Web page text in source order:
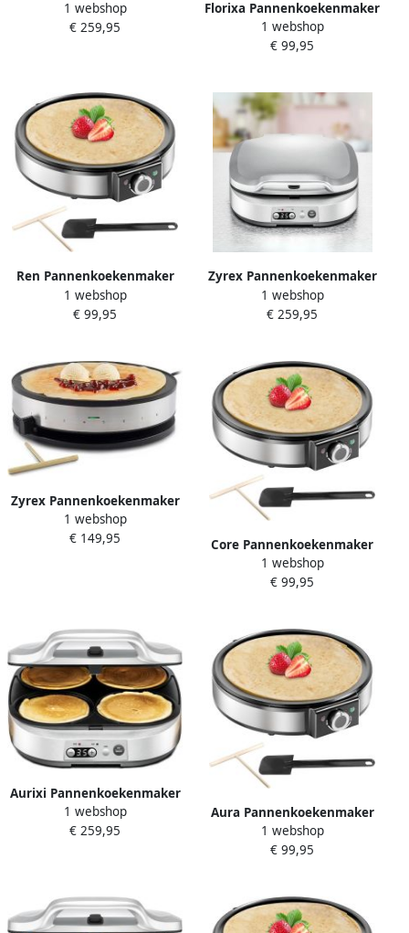
Pancake maker Pannenkoek
Zilver 32cm x 37cm x 13cm
1 webshop
€ 259,95
Florixa Pannenkoekenmaker
Pancake maker Pannenkoek
Zilver ‎33cm x 37cm x 11cm
1 webshop
€ 99,95
Ren Pannenkoekenmaker
Pancake maker Pannenkoek
Zilver ‎33cm x 37cm x 11cm
1 webshop
€ 99,95
Zyrex Pannenkoekenmaker
Pancake maker Pannenkoek
Zilver 32cm x 37cm x 13cm
1 webshop
€ 259,95
Zyrex Pannenkoekenmaker
Pancake maker Pannenkoek
Zilver- 36cm x 33cm x 10cm
1 webshop
€ 149,95
Core Pannenkoekenmaker
Pancake maker Pannenkoek
Zilver ‎33cm x 37cm x 11cm
1 webshop
€ 99,95
Aurixi Pannenkoekenmaker
Pancake maker Pannenkoek
Zilver 32cm x 37cm x 13cm
1 webshop
€ 259,95
Aura Pannenkoekenmaker
Pancake maker Pannenkoek
Zilver ‎33cm x 37cm x 11cm
1 webshop
€ 99,95